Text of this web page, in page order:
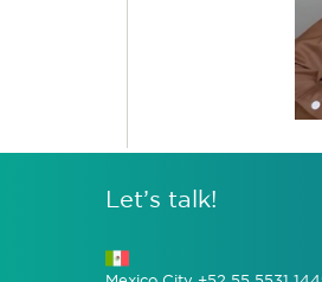
Let’s talk!